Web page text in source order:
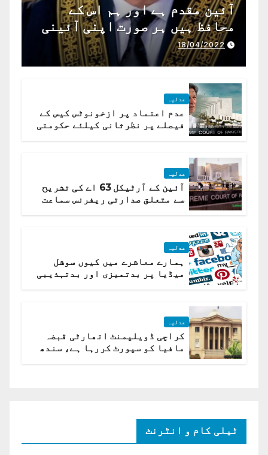
آئین مقدم ہے اور ہم اس کے
محافظ ہیں ہر صورت اپنی آئینی
ذمہ داری ادا کرینگے ، چیف
جسٹس پاکستان
18/04/2022
عدلیہ
عدم اعتماد پر ازخونوٹس کیس کے
فیصلے پر نظرثانی کیلئے حکومتی
عدلیہ
آئین کے آرٹیکل 63 اے کی تشریح
سے متعلق صدارتی ریفرنس سماعت
عدلیہ
ہمارے معاشرے میں کیوں سوشل
میڈیا پر بدتمیزی اور بدتہذیبی
عدلیہ
کراچی ڈویلپمنٹ اتھارٹی قبضہ
مافیا کو سپورٹ کررہا ہے، سندھ
ٹیلی کام و انٹرنٹ